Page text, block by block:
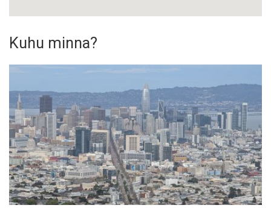
Kuhu minna?